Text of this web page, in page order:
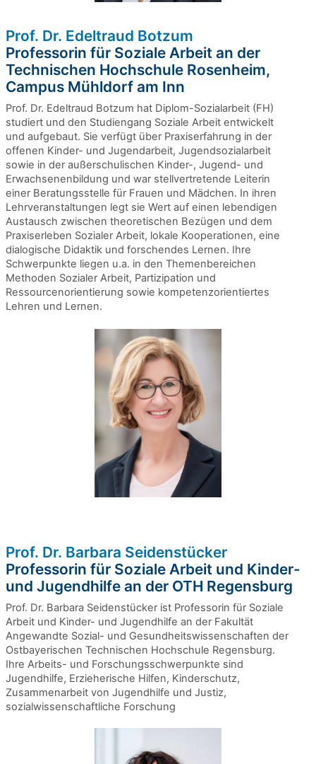
Prof. Dr. Edeltraud Botzum
Professorin für Soziale Arbeit an der
Technischen Hochschule Rosenheim,
Campus Mühldorf am Inn
Prof. Dr. Edeltraud Botzum hat Diplom-Sozialarbeit (FH)
studiert und den Studiengang Soziale Arbeit entwickelt
und aufgebaut. Sie verfügt über Praxiserfahrung in der
offenen Kinder- und Jugendarbeit, Jugendsozialarbeit
sowie in der außerschulischen Kinder-, Jugend- und
Erwachsenenbildung und war stellvertretende Leiterin
einer Beratungsstelle für Frauen und Mädchen. In ihren
Lehrveranstaltungen legt sie Wert auf einen lebendigen
Austausch zwischen theoretischen Bezügen und dem
Praxiserleben Sozialer Arbeit, lokale Kooperationen, eine
dialogische Didaktik und forschendes Lernen. Ihre
Schwerpunkte liegen u.a. in den Themenbereichen
Methoden Sozialer Arbeit, Partizipation und
Ressourcenorientierung sowie kompetenzorientiertes
Lehren und Lernen.
Prof. Dr. Barbara Seidenstücker
Professorin für Soziale Arbeit und Kinder-
und Jugendhilfe an der OTH Regensburg
Prof. Dr. Barbara Seidenstücker ist Professorin für Soziale
Arbeit und Kinder- und Jugendhilfe an der Fakultät
Angewandte Sozial- und Gesundheitswissenschaften der
Ostbayerischen Technischen Hochschule Regensburg.
Ihre Arbeits- und Forschungsschwerpunkte sind
Jugendhilfe, Erzieherische Hilfen, Kinderschutz,
Zusammenarbeit von Jugendhilfe und Justiz,
sozialwissenschaftliche Forschung